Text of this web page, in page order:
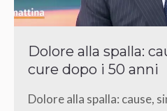
Dolore alla spalla:
cure dopo i 50 anni
Dolore alla spalla: cause,